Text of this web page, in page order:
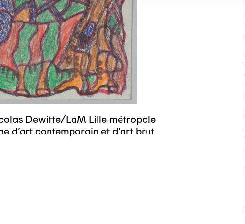
Dewitte/LaM Lille métropole
d’art contemporain et d’art brut